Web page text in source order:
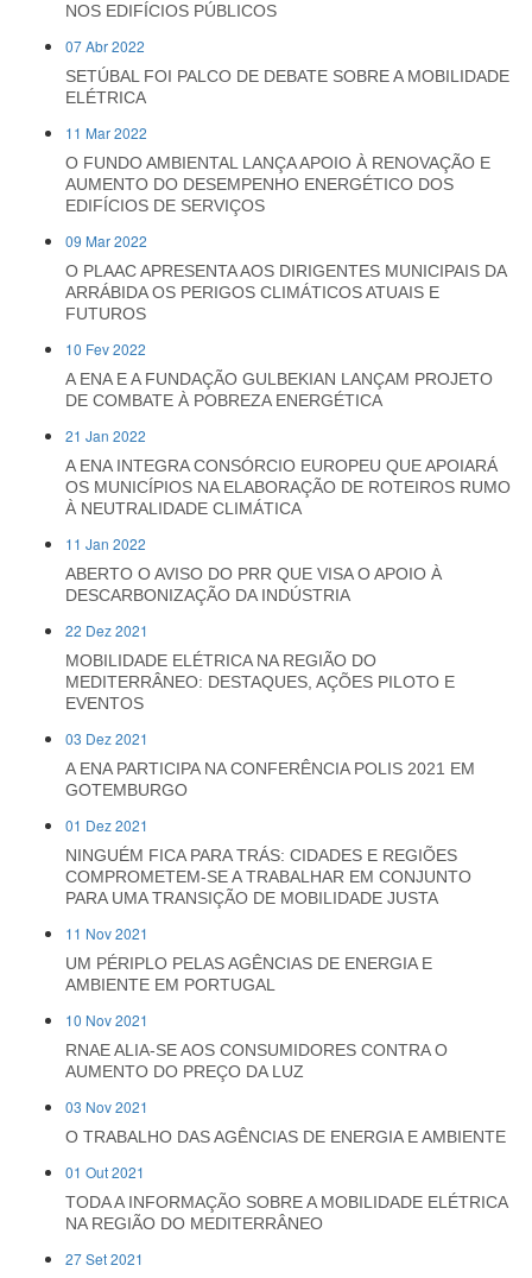
NOS EDIFÍCIOS PÚBLICOS
07 Abr 2022
SETÚBAL FOI PALCO DE DEBATE SOBRE A MOBILIDADE
ELÉTRICA
11 Mar 2022
O FUNDO AMBIENTAL LANÇA APOIO À RENOVAÇÃO E
AUMENTO DO DESEMPENHO ENERGÉTICO DOS
EDIFÍCIOS DE SERVIÇOS
09 Mar 2022
O PLAAC APRESENTA AOS DIRIGENTES MUNICIPAIS DA
ARRÁBIDA OS PERIGOS CLIMÁTICOS ATUAIS E
FUTUROS
10 Fev 2022
A ENA E A FUNDAÇÃO GULBEKIAN LANÇAM PROJETO
DE COMBATE À POBREZA ENERGÉTICA
21 Jan 2022
A ENA INTEGRA CONSÓRCIO EUROPEU QUE APOIARÁ
OS MUNICÍPIOS NA ELABORAÇÃO DE ROTEIROS RUMO
À NEUTRALIDADE CLIMÁTICA
11 Jan 2022
ABERTO O AVISO DO PRR QUE VISA O APOIO À
DESCARBONIZAÇÃO DA INDÚSTRIA
22 Dez 2021
MOBILIDADE ELÉTRICA NA REGIÃO DO
MEDITERRÂNEO: DESTAQUES, AÇÕES PILOTO E
EVENTOS
03 Dez 2021
A ENA PARTICIPA NA CONFERÊNCIA POLIS 2021 EM
GOTEMBURGO
01 Dez 2021
NINGUÉM FICA PARA TRÁS: CIDADES E REGIÕES
COMPROMETEM-SE A TRABALHAR EM CONJUNTO
PARA UMA TRANSIÇÃO DE MOBILIDADE JUSTA
11 Nov 2021
UM PÉRIPLO PELAS AGÊNCIAS DE ENERGIA E
AMBIENTE EM PORTUGAL
10 Nov 2021
RNAE ALIA-SE AOS CONSUMIDORES CONTRA O
AUMENTO DO PREÇO DA LUZ
03 Nov 2021
O TRABALHO DAS AGÊNCIAS DE ENERGIA E AMBIENTE
01 Out 2021
TODA A INFORMAÇÃO SOBRE A MOBILIDADE ELÉTRICA
NA REGIÃO DO MEDITERRÂNEO
27 Set 2021